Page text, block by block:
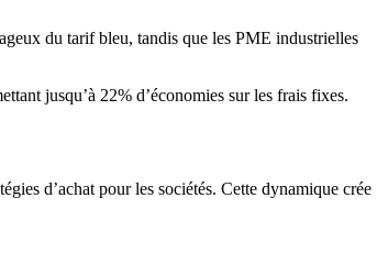
du tarif bleu, tandis que les PME industrielles
jusqu’à 22% d’économies sur les frais fixes.
d’achat pour les sociétés. Cette dynamique crée